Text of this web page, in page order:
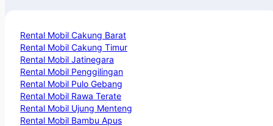
Rental Mobil Cakung Barat
Rental Mobil Cakung Timur
Rental Mobil Jatinegara
Rental Mobil Penggilingan
Rental Mobil Pulo Gebang
Rental Mobil Rawa Terate
Rental Mobil Ujung Menteng
Rental Mobil Bambu Apus